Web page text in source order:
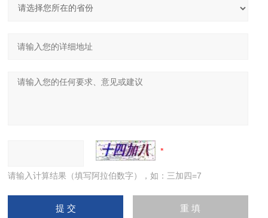
请输入计算结果（填写阿拉伯数字），如：三加四=7